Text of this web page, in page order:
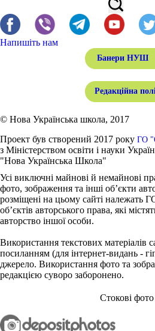
Напишіть нам
Банери НУШ
Редакційна
© Нова Українська школа, 2017
Проект був створений 2017 року ГО
з Міністерством освіти і науки
"Нова Українська Школа"
Усі виключні майнові й немайнові
фото, зображення та інші об’єкти
розміщені на цьому сайті належать
об’єктів авторського права, які
авторство іншої особи.
Використання текстових матеріалів
посиланням (для інтернет-видань -
джерело. Використання фото та
редакцією суворо заборонено.
Стокові фото